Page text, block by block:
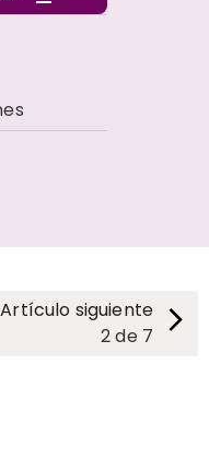
Artículo siguiente
2de 7